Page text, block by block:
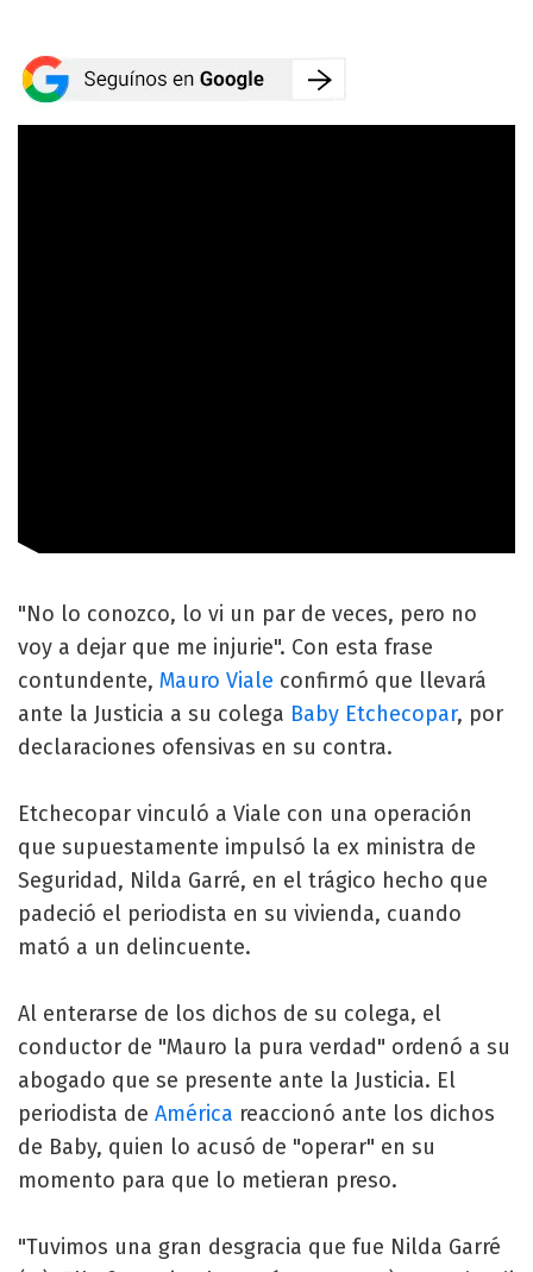
"No lo conozco, lo vi un par de veces, pero no
voy a dejar que me injurie". Con esta frase
contundente, Mauro Viale confirmó que llevará
ante la Justicia a su colega Baby Etchecopar, por
declaraciones ofensivas en su contra.
Etchecopar vinculó a Viale con una operación
que supuestamente impulsó la ex ministra de
Seguridad, Nilda Garré, en el trágico hecho que
padeció el periodista en su vivienda, cuando
mató a un delincuente.
Al enterarse de los dichos de su colega, el
conductor de "Mauro la pura verdad" ordenó a su
abogado que se presente ante la Justicia. El
periodista de América reaccionó ante los dichos
de Baby, quien lo acusó de "operar" en su
momento para que lo metieran preso.
"Tuvimos una gran desgracia que fue Nilda Garré